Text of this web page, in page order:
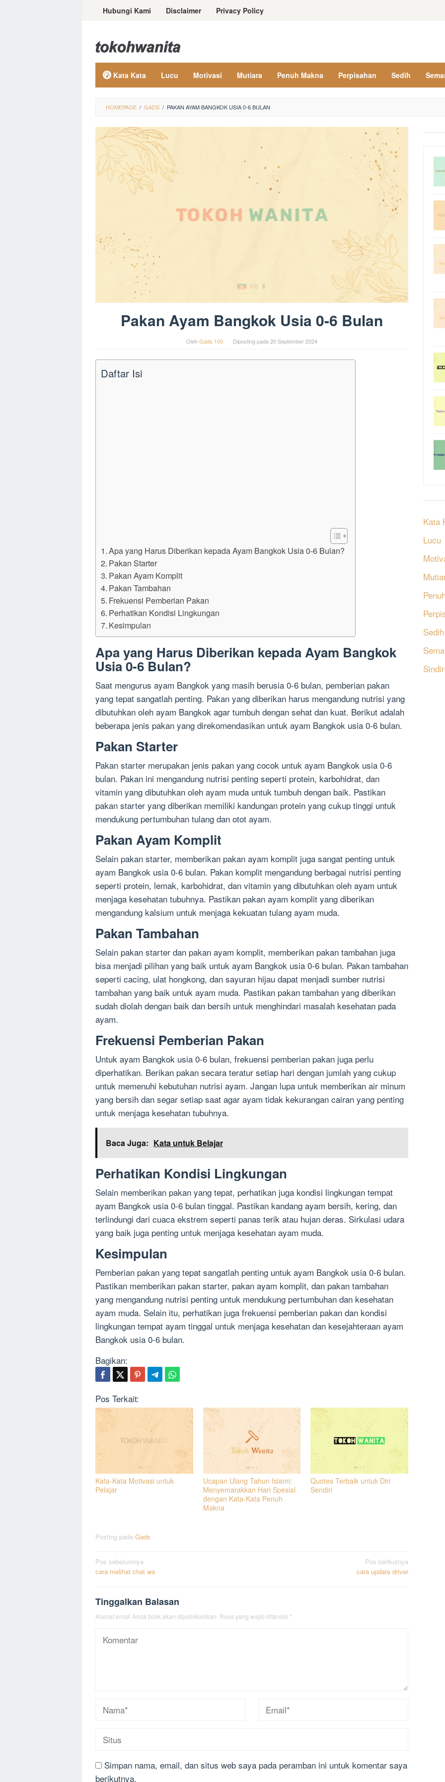
LoncatHubungi Kami Disclaimer Privacy Policy
Kata Kata Lucu Motivasi Mutiara Penuh Makna Perpisahan Sedih
HOMEPAGE / GADS / PAKAN AYAM BANGKOK USIA 0-6 BULAN
Pakan Ayam Bangkok Usia 0-6 Bulan
OlehGads 100 Diposting pada 20 September 2024
Daftar Isi
Apa yang Harus Diberikan kepada Ayam Bangkok Usia 0-6 Bulan?
Pakan Starter
Pakan Ayam Komplit
Pakan Tambahan
Frekuensi Pemberian Pakan
Perhatikan Kondisi Lingkungan
Kesimpulan
Apa yang Harus Diberikan kepada Ayam Bangkok
Usia 0-6 Bulan?
Saat mengurus ayam Bangkok yang masih berusia 0-6 bulan, pemberian pakan
yang tepat sangatlah penting. Pakan yang diberikan harus mengandung nutrisi yang
dibutuhkan oleh ayam Bangkok agar tumbuh dengan sehat dan kuat. Berikut adalah
beberapa jenis pakan yang direkomendasikan untuk ayam Bangkok usia 0-6 bulan.
Pakan Starter
Pakan starter merupakan jenis pakan yang cocok untuk ayam Bangkok usia 0-6
bulan. Pakan ini mengandung nutrisi penting seperti protein, karbohidrat, dan
vitamin yang dibutuhkan oleh ayam muda untuk tumbuh dengan baik. Pastikan
pakan starter yang diberikan memiliki kandungan protein yang cukup tinggi untuk
mendukung pertumbuhan tulang dan otot ayam.
Pakan Ayam Komplit
Selain pakan starter, memberikan pakan ayam komplit juga sangat penting untuk
ayam Bangkok usia 0-6 bulan. Pakan komplit mengandung berbagai nutrisi penting
seperti protein, lemak, karbohidrat, dan vitamin yang dibutuhkan oleh ayam untuk
menjaga kesehatan tubuhnya. Pastikan pakan ayam komplit yang diberikan
mengandung kalsium untuk menjaga kekuatan tulang ayam muda.
Pakan Tambahan
Selain pakan starter dan pakan ayam komplit, memberikan pakan tambahan juga
bisa menjadi pilihan yang baik untuk ayam Bangkok usia 0-6 bulan. Pakan tambahan
seperti cacing, ulat hongkong, dan sayuran hijau dapat menjadi sumber nutrisi
tambahan yang baik untuk ayam muda. Pastikan pakan tambahan yang diberikan
sudah diolah dengan baik dan bersih untuk menghindari masalah kesehatan pada
ayam.
Frekuensi Pemberian Pakan
Untuk ayam Bangkok usia 0-6 bulan, frekuensi pemberian pakan juga perlu
diperhatikan. Berikan pakan secara teratur setiap hari dengan jumlah yang cukup
untuk memenuhi kebutuhan nutrisi ayam. Jangan lupa untuk memberikan air minum
yang bersih dan segar setiap saat agar ayam tidak kekurangan cairan yang penting
untuk menjaga kesehatan tubuhnya.
Baca Juga: Kata untuk Belajar
Perhatikan Kondisi Lingkungan
Selain memberikan pakan yang tepat, perhatikan juga kondisi lingkungan tempat
ayam Bangkok usia 0-6 bulan tinggal. Pastikan kandang ayam bersih, kering, dan
terlindungi dari cuaca ekstrem seperti panas terik atau hujan deras. Sirkulasi udara
yang baik juga penting untuk menjaga kesehatan ayam muda.
Kesimpulan
Pemberian pakan yang tepat sangatlah penting untuk ayam Bangkok usia 0-6 bulan.
Pastikan memberikan pakan starter, pakan ayam komplit, dan pakan tambahan
yang mengandung nutrisi penting untuk mendukung pertumbuhan dan kesehatan
ayam muda. Selain itu, perhatikan juga frekuensi pemberian pakan dan kondisi
lingkungan tempat ayam tinggal untuk menjaga kesehatan dan kesejahteraan ayam
Bangkok usia 0-6 bulan.
Bagikan:
Pos Terkait:
Kata-Kata Motivasi untuk
Pelajar
Ucapan Ulang Tahun Islami:
Menyemarakkan Hari Spesial
dengan Kata-Kata Penuh
Makna
Quotes Terbaik untuk Diri
Sendiri
Posting pada Gads
Navigasi
pos
Pos sebelumnya
cara melihat chat wa
Pos berikutnya
cara update driver
Tinggalkan Balasan
Alamat email Anda tidak akan dipublikasikan. Ruas yang wajib ditandai *
Simpan nama, email, dan situs web saya pada peramban ini untuk komentar saya
berikutnya.
Kata
Lucu
Sedih